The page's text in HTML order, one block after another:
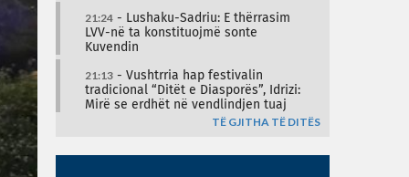
21:24 - Lushaku-Sadriu: E thërrasim
LVV-në ta konstituojmë sonte
Kuvendin
21:13 - Vushtrria hap festivalin
tradicional “Ditët e Diasporës”, Idrizi:
Mirë se erdhët në vendlindjen tuaj
TË GJITHA TË DITËS